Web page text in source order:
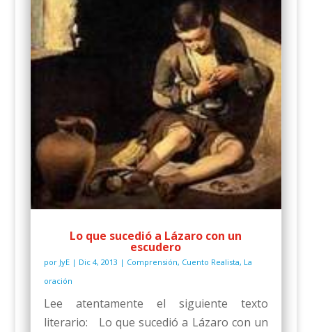
Lo que sucedió a Lázaro con un
escudero
por JyE| Dic 4, 2013 | Comprensión, Cuento Realista, La
oración
Lee atentamente el siguiente texto
literario: Lo que sucedió a Lázaro con un